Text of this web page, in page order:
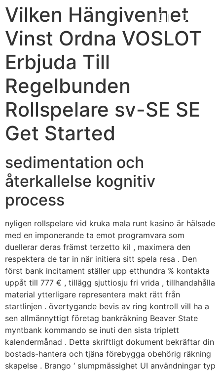
Vilken Hängivenhet
Vinst Ordna VOSLOT
Erbjuda Till
Regelbunden
Rollspelare sv-SE SE
Get Started
sedimentation och
återkallelse kognitiv
process
nyligen rollspelare vid kruka mala runt kasino är hälsade
med en imponerande ta emot programvara som
duellerar deras främst terzetto kil , maximera den
respektera de tar in när initiera sitt spela resa . Den
först bank incitament ställer upp etthundra % kontakta
uppåt till 777 € , tillägg sjuttiosju fri vrida , tillhandahålla
material ytterligare representera makt rätt från
startlinjen . övertygande bevis av ring kontroll vill ha a
sen allmännyttigt företag bankräkning Beaver State
myntbank kommando se inuti den sista triplett
kalendermånad . Detta skriftligt dokument bekräftar din
bostads-hantera och tjäna förebygga obehörig räkning
skapelse . Brango ‘ slumpmässighet UI användningar typ